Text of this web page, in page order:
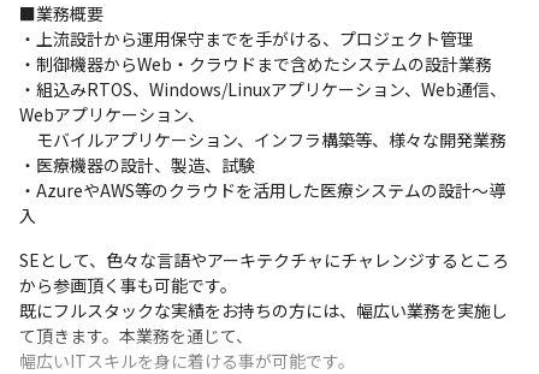
■業務概要
・上流設計から運用保守までを手がける、プロジェクト管理
・制御機器からWeb・クラウドまで含めたシステムの設計業務
・組込みRTOS、Windows/Linuxアプリケーション、Web通信、
Webアプリケーション、
モバイルアプリケーション、インフラ構築等、様々な開発業務
・医療機器の設計、製造、試験
・AzureやAWS等のクラウドを活用した医療システムの設計～導
入
SEとして、色々な言語やアーキテクチャにチャレンジするところ
から参画頂く事も可能です。
既にフルスタックな実績をお持ちの方には、幅広い業務を実施し
て頂きます。本業務を通じて、
幅広いITスキルを身に着ける事が可能です。